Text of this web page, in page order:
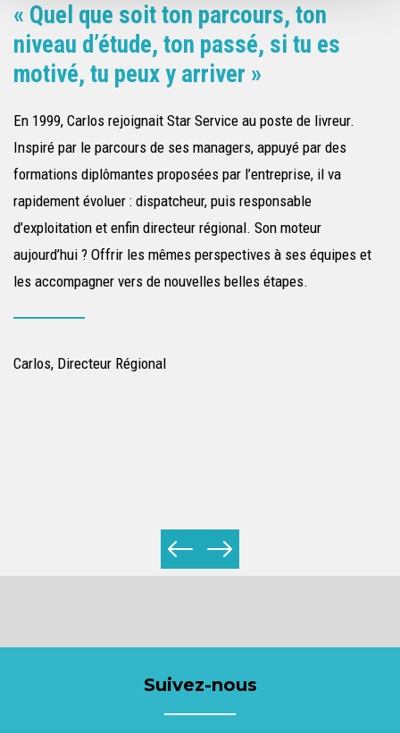
« Quel que soit ton parcours, ton
niveau d’étude, ton passé, si tu es
motivé, tu peux y arriver »
En 1999, Carlos rejoignait Star Service au poste de livreur.
Inspiré par le parcours de ses managers, appuyé par des
formations diplômantes proposées par l’entreprise, il va
rapidement évoluer : dispatcheur, puis responsable
d’exploitation et enfin directeur régional. Son moteur
aujourd’hui ? Offrir les mêmes perspectives à ses équipes et
les accompagner vers de nouvelles belles étapes.
Carlos, Directeur Régional
Suivez-nous